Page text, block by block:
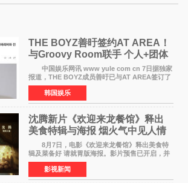
THE BOYZ善旴签约AT AREA！
与Groovy Room联手 个人+团体
活动并行
中国娱乐网讯 www yule com cn 7日据独家
报道，THE BOYZ成员善旴已与AT AREA签订了
专属合约。AT AREA是由知名制作人组合
Groovy Room创立的hip-hop厂牌，旗下拥有多
位实力派音乐人，在韩
韩国娱乐
沈腾新片《欢迎来龙餐馆》释出
美食特辑与海报 烟火气中见人情
温暖
8月7日，电影《欢迎来龙餐馆》释出美食特
辑及菜备好 请就胃版海报。影片预售已开启，并
将于8月8日至10日14:00-21:00举行全国超前点
映。电影《欢迎来龙餐馆》作为战争美食喜剧大
片，讲述了中国
影视新闻